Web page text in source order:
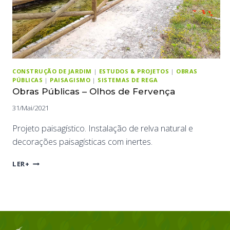
CONSTRUÇÃO DE JARDIM | ESTUDOS & PROJETOS | OBRAS
PÚBLICAS | PAISAGISMO | SISTEMAS DE REGA
Obras Públicas – Olhos de Fervença
31/Mai/2021
Projeto paisagístico. Instalação de relva natural e
decorações paisagísticas com inertes.
LER+ OBRAS
FERVENÇA